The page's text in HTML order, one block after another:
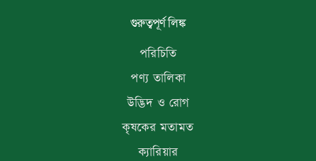
গুরুত্বপূর্ণ লিঙ্ক
পরিচিতি
পণ্য তালিকা
উদ্ভিদ ও রোগ
কৃষকের মতামত
ক্যারিয়ার